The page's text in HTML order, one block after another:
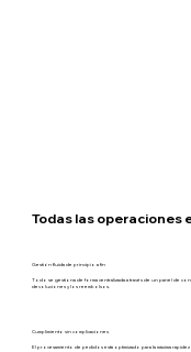
Todas las operaciones
Gestión fluida de principio a fin
Todo se gestiona de forma centralizada a través de un panel de
devoluciones y los reembolsos.
Cumplimiento sin complicaciones
El procesamiento de pedidos está optimizado para la máxima